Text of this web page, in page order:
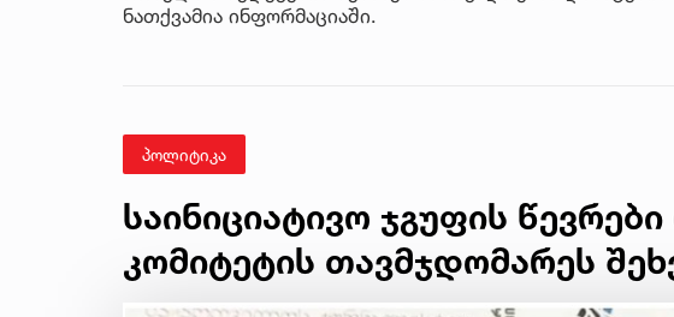
ნათქვამია ინფორმაციაში.
პოლიტიკა
საინიციატივო ჯგუფის
კომიტეტის თავმჯდომარეს